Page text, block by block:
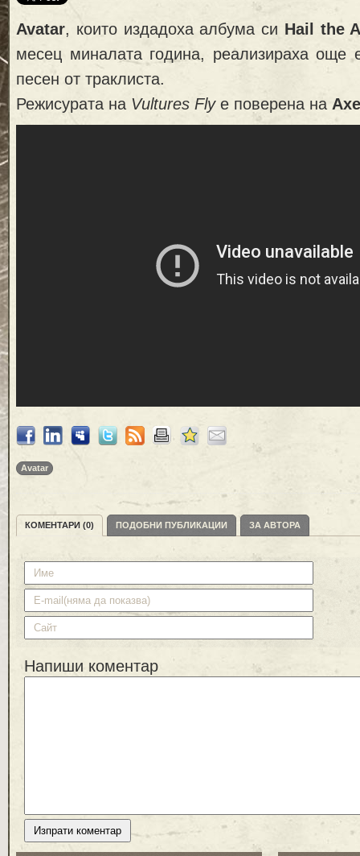
Avatar, които издадоха албума си Hail the
месец миналата година, реализираха още
песен от траклиста.
Режисурата на Vultures Flyе поверена на
Avatar
КОМЕНТАРИ (0) ПОДОБНИ ПУБЛИКАЦИИ ЗА АВТОРА
Напиши коментар